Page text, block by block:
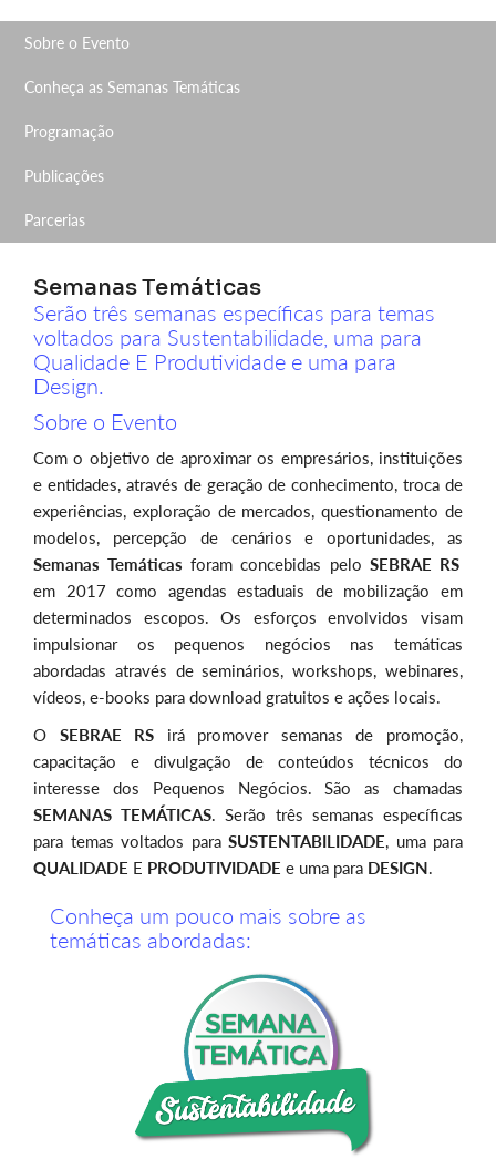
Sobre o Evento
Conheça as Semanas Temáticas
Programação
Publicações
Parcerias
Semanas Temáticas
Serão três semanas específicas para temas
voltados para Sustentabilidade, uma para
Qualidade E Produtividade e uma para
Design.
Sobre o Evento
Com o objetivo de aproximar os empresários, instituições
e entidades, através de geração de conhecimento, troca de
experiências, exploração de mercados, questionamento de
modelos, percepção de cenários e oportunidades, as
Semanas Temáticas foram concebidas pelo SEBRAE RS
em 2017 como agendas estaduais de mobilização em
determinados escopos. Os esforços envolvidos visam
impulsionar os pequenos negócios nas temáticas
abordadas através de seminários, workshops, webinares,
vídeos, e-books para download gratuitos e ações locais.
O SEBRAE RS irá promover semanas de promoção,
capacitação e divulgação de conteúdos técnicos do
interesse dos Pequenos Negócios. São as chamadas
SEMANAS TEMÁTICAS. Serão três semanas específicas
para temas voltados para SUSTENTABILIDADE, uma para
QUALIDADE E PRODUTIVIDADE e uma para DESIGN.
Conheça um pouco mais sobre as
temáticas abordadas: